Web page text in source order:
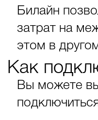
Билайн
затрат на
этом в
Как
Вы можете